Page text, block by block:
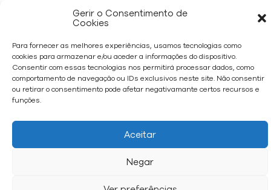
Gerir o Consentimento de
Cookies
Para fornecer as melhores experiências, usamos tecnologias como
cookies para armazenar e/ou aceder a informações do dispositivo.
Consentir com essas tecnologias nos permitirá processar dados, como
comportamento de navegação ou IDs exclusivos neste site. Não consentir
ou retirar o consentimento pode afetar negativamante certos recursos e
funções.
Aceitar
Negar